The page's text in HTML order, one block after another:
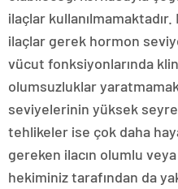
ilaçlar
ilaçlar gerek hormon
vücut fonksiyonlarında
olumsuzluklar
seviyelerinin yüksek
tehlikeler ise çok daha
gereken ilacın olumlu
hekiminiz tarafından da